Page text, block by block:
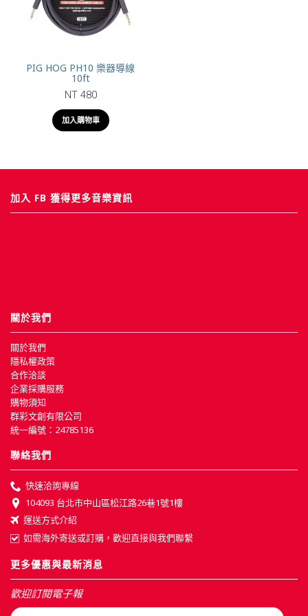
PIG HOG PH10 樂器導線
10ft
NT 480
加入購物車
加入 FB 獲得更多音樂資訊
關於我們
關於我們
隱私權政策
合作洽談
企業採購服務
購物須知
群彩文創有限公司
統一編號：24785136
聯絡我們
快速洽詢專線
104093 台北市中山區松江路26巷1號1樓
運送方式介紹
如需海外寄送或訂購，歡迎直接與我們聯繫
更多優惠與最新消息
歡迎訂閱電子報